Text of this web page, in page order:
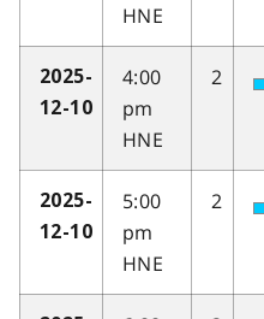
HNE
2025-
12-10
4:00
pm
HNE
2
2025-
12-10
5:00
pm
HNE
2